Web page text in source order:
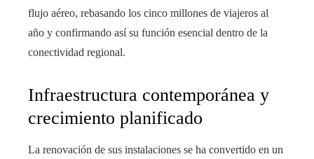
flujo aéreo, rebasando los cinco millones de viajeros al
año y confirmando así su función esencial dentro de la
conectividad regional.
Infraestructura contemporánea y
crecimiento planificado
La renovación de sus instalaciones se ha convertido en un